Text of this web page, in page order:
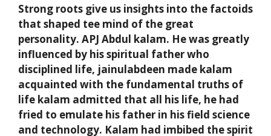
Strong roots give us insights into the factoids
that shaped tee mind of the great
personality. APJ Abdul kalam. He was greatly
influenced by his spiritual father who
disciplined life, jainulabdeen made kalam
acquainted with the fundamental truths of
life kalam admitted that all his life, he had
fried to emulate his father in his field science
and technology. Kalam had imbibed the spirit